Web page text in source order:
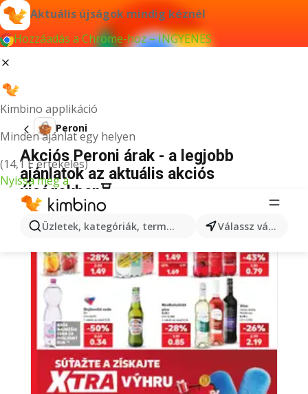
Aktuális újságok mindig kéznél
Hozzáadás a Chrome-hoz – INGYENES
Kimbino applikáció
Minden ajánlat egy helyen
(14,1 E értékelés)
Nyissa meg a
Üzletek, kategóriák, termékek keresése... Válassz várost
Peroni
Akciós Peroni árak - a legjobb
ajánlatok az aktuális akciós
újságokban⏳
BACK TO SCHOOL